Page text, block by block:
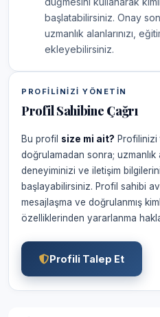
başlatabilirsiniz. Onay
uzmanlık alanlarınızı,
ekleyebilirsiniz.
PROFILINIZI YÖNETIN
Profil Sahibine Çağrı
Bu profil size mi ait? Profilinizi
doğrulamadan sonra; uzmanlık
deneyiminizi ve iletişim
başlayabilirsiniz. Profil sahibi
mesajlaşma ve doğrulanmış
özelliklerinden yararlanma
Profili Talep Et